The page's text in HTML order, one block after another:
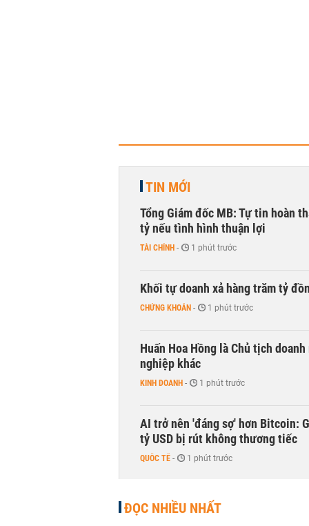
TIN MỚI
Tổng Giám đốc MB: Tự tin hoàn
tỷ nếu tình hình thuận lợi
TÀI CHÍNH - 1 phút trước
Khối tự doanh xả hàng trăm tỷ
CHỨNG KHOÁN - 1 phút trước
Huấn Hoa Hồng là Chủ tịch
nghiệp khác
KINH DOANH - 1 phút trước
AI trở nên 'đáng sợ' hơn Bitcoin:
tỷ USD bị rút không thương tiếc
QUỐC TẾ - 1 phút trước
Doanh nghiệp duy nhất sản xuất
đồng nào từ ngân hàng
ĐỌC NHIỀU NHẤT